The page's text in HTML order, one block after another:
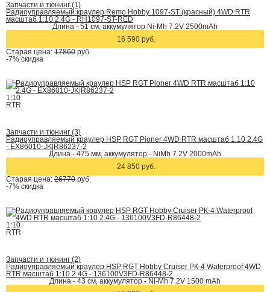
Запчасти и тюнинг (1)
Радиоуправляемый краулер Remo Hobby 1097-ST (красный) 4WD RTR
масштаб 1:10 2.4G - RH1097-ST-RED
Длина - 51 см, аккумулятор Ni-Mh 7.2V 2500mAh
16 590 руб.
Старая цена: 17860 руб.
-7% скидка
1:10
RTR
Запчасти и тюнинг (3)
Радиоуправляемый краулер HSP RGT Pioner 4WD RTR масштаб 1:10 2.4G
- EX86010-JK|R86237-2
Длина - 475 мм, аккумулятор - NiMh 7.2V 2000mAh
24 850 руб.
Старая цена: 26770 руб.
-7% скидка
1:10
RTR
Запчасти и тюнинг (2)
Радиоуправляемый краулер HSP RGT Hobby Cruiser РК-4 Waterproof 4WD
RTR масштаб 1:10 2.4G - 136100V3FD-R86448-2
Длина - 43 см, аккумулятор - Ni-Mh 7.2V 1500 mAh